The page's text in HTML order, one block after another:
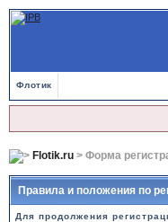
Флотик
Flotik.ru> Форма
Правила и положения по
Для продолжения